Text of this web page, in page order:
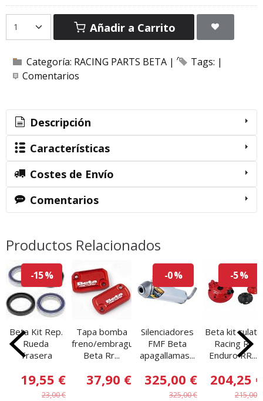
Añadir a Carrito
Categoría: RACING PARTS BETA | Tags: |
Comentarios
Descripción
Características
Costes de Envío
Comentarios
Productos Relacionados
-15 %
Beta Kit Rep.
Rueda
Trasera
19,55 €
23,00 €
Tapa bomba
freno/embrague
Beta Rr...
37,90 €
-0 %
​Silenciadores
FMF Beta
apagallamas...
325,00 €
325,00 €
-5 %
Beta kit culata
Racing Rr
Enduro RR...
204,25 €
215,00 €